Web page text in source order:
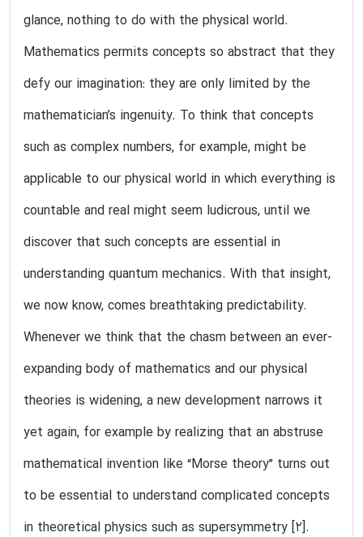
glance, nothing to do with the physical world.
Mathematics permits concepts so abstract that they
defy our imagination: they are only limited by the
mathematician’s ingenuity. To think that concepts
such as complex numbers, for example, might be
applicable to our physical world in which everything is
countable and real might seem ludicrous, until we
discover that such concepts are essential in
understanding quantum mechanics. With that insight,
we now know, comes breathtaking predictability.
Whenever we think that the chasm between an ever-
expanding body of mathematics and our physical
theories is widening, a new development narrows it
yet again, for example by realizing that an abstruse
mathematical invention like “Morse theory” turns out
to be essential to understand complicated concepts
in theoretical physics such as supersymmetry [2].